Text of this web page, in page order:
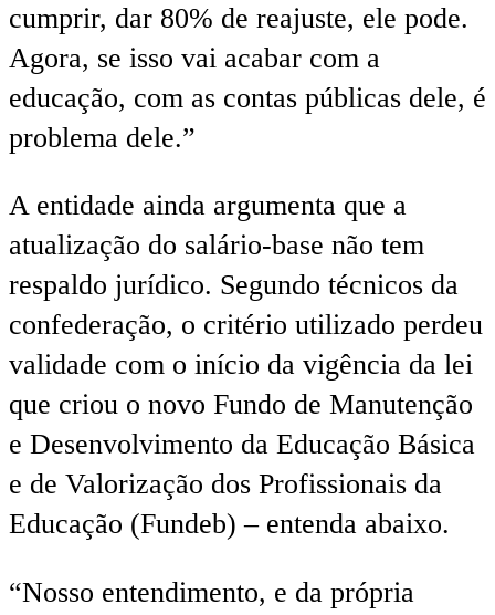
cumprir, dar 80% de reajuste, ele pode.
Agora, se isso vai acabar com a
educação, com as contas públicas dele, é
problema dele.”
A entidade ainda argumenta que a
atualização do salário-base não tem
respaldo jurídico. Segundo técnicos da
confederação, o critério utilizado perdeu
validade com o início da vigência da lei
que criou o novo Fundo de Manutenção
e Desenvolvimento da Educação Básica
e de Valorização dos Profissionais da
Educação (Fundeb) – entenda abaixo.
“Nosso entendimento, e da própria